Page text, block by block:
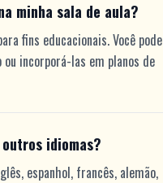
minha sala de aula?
fins educacionais. Você pode
incorporá-las em planos de
idiomas?
espanhol, francês, alemão,